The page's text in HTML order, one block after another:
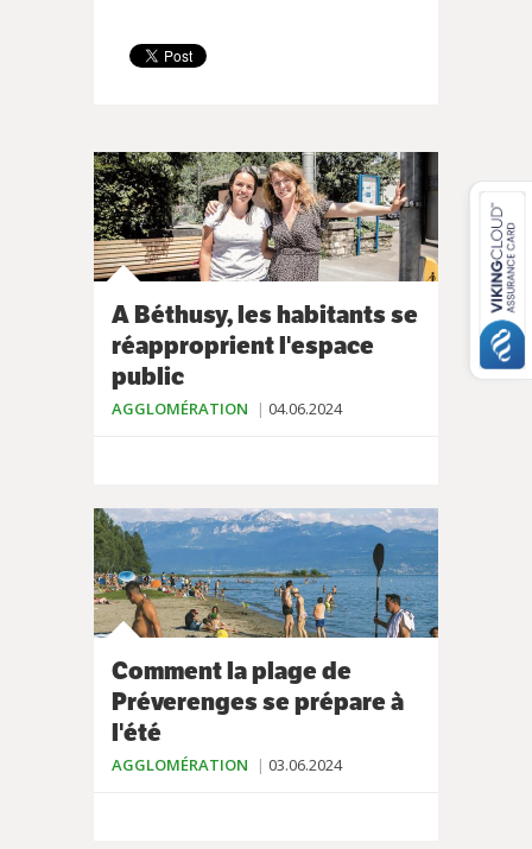
A Béthusy, les habitants se
réapproprient l'espace
public
AGGLOMÉRATION 04.06.2024
Comment la plage de
Préverenges se prépare à
l'été
AGGLOMÉRATION 03.06.2024